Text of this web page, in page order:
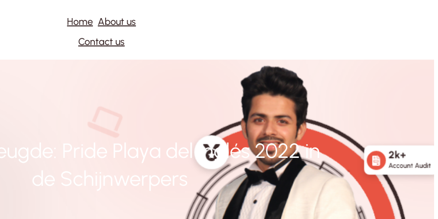
Home About us
Contact us
Pride Playa del Inglés 2022 in
de Schijnwerpers